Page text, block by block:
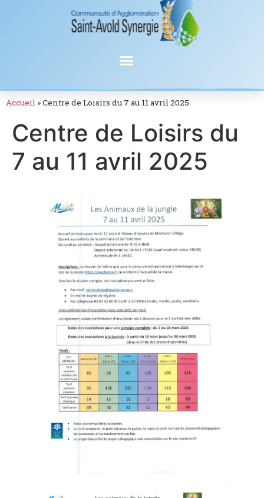
Accueil »Centre de Loisirs du 7 au 11 avril 2025
Centre de Loisirs du
7 au 11 avril 2025